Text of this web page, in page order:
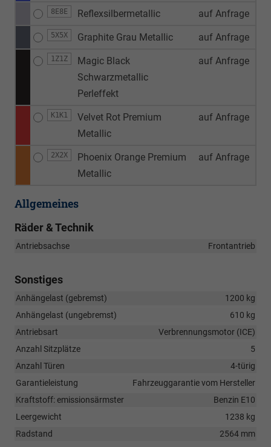
8E8E Reflexsilbermetallic auf Anfrage
5X5X Graphite Grau Metallic auf Anfrage
1Z1Z
Magic Black
Schwarzmetallic
Perleffekt
auf Anfrage
K1K1
Velvet Rot Premium
Metallic
auf Anfrage
2X2X
Phoenix Orange Premium
Metallic
auf Anfrage
Allgemeines
Räder & Technik
Antriebsachse Frontantrieb
Sonstiges
Anhängelast (gebremst)
1200 kg
Anhängelast (ungebremst)
610 kg
Antriebsart
Verbrennungsmotor (ICE)
Anzahl Sitzplätze
5
Anzahl Türen
4-türig
Garantieleistung
Fahrzeuggarantie vom Hersteller
Kraftstoff: emissionsärmster
Benzin E10
Leergewicht
1238 kg
Radstand
2564 mm